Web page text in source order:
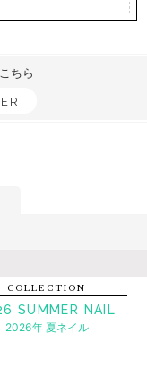
ちら
COLLECTION
SUMMER NAIL
2026年 夏ネイル